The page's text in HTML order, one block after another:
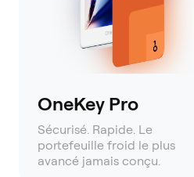
OneKey Pro
Sécurisé. Rapide. Le
portefeuille froid le plus
avancé jamais conçu.